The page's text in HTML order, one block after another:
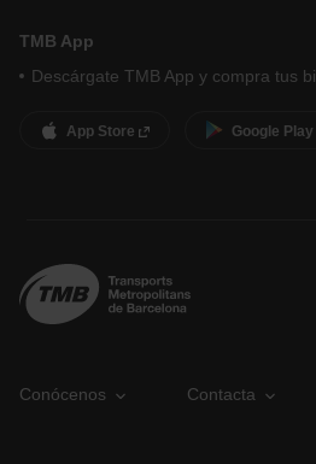
TMB App
Descárgate TMB App y compra tus
App Store Google Play
Conócenos Contacta